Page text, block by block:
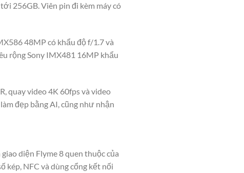
256GB. Viên pin đi kèm máy có
48MP có khẩu độ f/1.7 và
rộng Sony IMX481 16MP khẩu
quay video 4K 60fps và video
đẹp bằng AI, cũng như nhận
diện Flyme 8 quen thuộc của
kép, NFC và dùng cổng kết nối